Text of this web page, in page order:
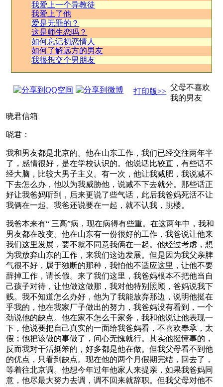
我爱上一个异教徒
我爱上了他
爱是无罪的？
这是师生恋吗？
如何忘记初恋情人
如何了解远方的男友
我很想交个男朋友
打印版>> 父母不喜欢
我的男友
晓君信箱
晓君：
我和男友都是北京的。他在山东工作，我们已经交往两年半
了，感情很好，是在学校认识的。他说话比较直，有些话不
经大脑，比较大男子主义。有一次，他让我减肥，我说减不
下去怎么办，他以为我威胁他，说减不下去就分。那些话正
好让我爸妈听到，后来更说了些气话，此后我爸妈死活不让
我俩在一起。我爸还说要在一起，就不认我，跳楼。
我爸本来有“ 三高”病，现在病得有些重。在这两年中，我和
男友都在改变。他在山东有一份很好的工作，我爸说让他来
我们这里发展，要不就不同意我俩在一起。他经过考虑，想
为我放弃山东的工作，来我们这边发展。但是因为我父亲脾
气很不好，属于独断的那种，我怕他不适应这里，让他不要
辞掉工作，请长假。来了我们这里，我爸妈根本不把他当自
己孩子对待，让他做这做那，我对他特别照顾，爸妈说我下
贱。我不知道怎么办好，他为了我能放弃那边，说明他挺在
乎我的，他在我家厂子做出的努力，我爸妈没有看到，一个
劲说他的缺点。他在家不怎么干家务，我和他说让他表现一
下，他说要把自己真实的一面给我爸妈看，不喜欢奉承，太
假；他把该做的事做了，问心无愧就行。其实他挺懂事的，
反而我对干活挺笨的，好多都是他在做。但我父母看不到他
的优点，只看到缺点。现在他的两个月假期完结，回去了，
等着往北京调。他想今年过年他家人来提亲，如果我爸妈同
意，他尽最大努力去调，调不回来就辞职。但我父母对他不